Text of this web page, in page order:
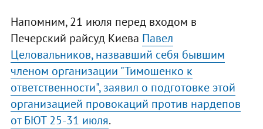
Напомним, 21 июля перед входом в
Печерский райсуд Киева Павел
Целовальников, назвавший себя бывшим
членом организации "Тимошенко к
ответственности", заявил о подготовке этой
организацией провокаций против нардепов
от БЮТ 25-31 июля.